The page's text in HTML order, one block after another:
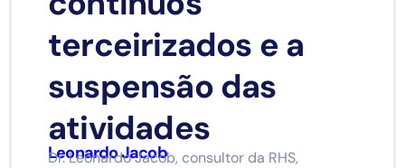
terceirizados e a
suspensão das
atividades
Leonardo Jacob
Dr. Leonardo Jacob, consultor da RHS,